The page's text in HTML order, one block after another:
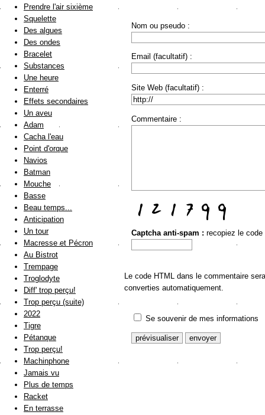
Nom ou pseudo :
Email (facultatif) :
Site Web (facultatif) :
Commentaire :
Captcha anti-spam : recopiez le code
Le code HTML dans le commentaire
converties automatiquement.
Se souvenir de mes informations
Prendre l'air sixième
Squelette
Des algues
Des ondes
Bracelet
Substances
Une heure
Enterré
Effets secondaires
Un aveu
Adam
Cacha l'eau
Point d'orque
Navios
Batman
Mouche
Basse
Beau temps...
Anticipation
Un tour
Macresse et Pécron
Au Bistrot
Trempage
Troglodyte
Diff' trop perçu!
Trop perçu (suite)
2022
Tigre
Pétanque
Trop perçu!
Machinphone
Jamais vu
Plus de temps
Racket
En terrasse